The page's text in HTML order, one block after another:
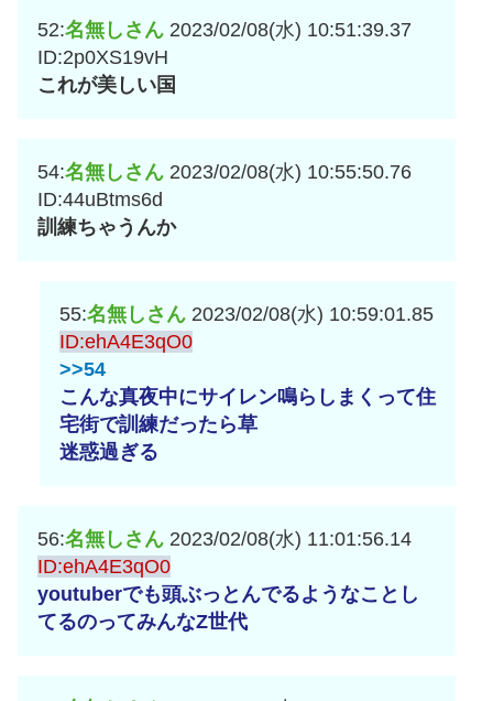
52:名無しさん 2023/02/08(水) 10:51:39.37
ID:2p0XS19vH
これが美しい国
54:名無しさん 2023/02/08(水) 10:55:50.76
ID:44uBtms6d
訓練ちゃうんか
55:名無しさん 2023/02/08(水) 10:59:01.85
ID:ehA4E3qO0
>>54
こんな真夜中にサイレン鳴らしまくって住
宅街で訓練だったら草
迷惑過ぎる
56:名無しさん 2023/02/08(水) 11:01:56.14
ID:ehA4E3qO0
youtuberでも頭ぶっとんでるようなことし
てるのってみんなZ世代